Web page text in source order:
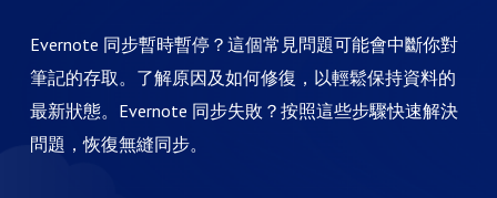
Evernote 同步暫時暫停？這個常見問題可能會中斷你對
筆記的存取。了解原因及如何修復，以輕鬆保持資料的
最新狀態。Evernote 同步失敗？按照這些步驟快速解決
問題，恢復無縫同步。